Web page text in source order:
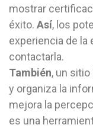
mostrar
éxito. Así, los
experiencia de la
contactarla.
También, un
y organiza la
mejora la
es una